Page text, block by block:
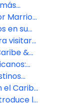
y
2026
Marriott
en su
y
visitar
&
orgullo
en
2025
por lo
Caribe
la